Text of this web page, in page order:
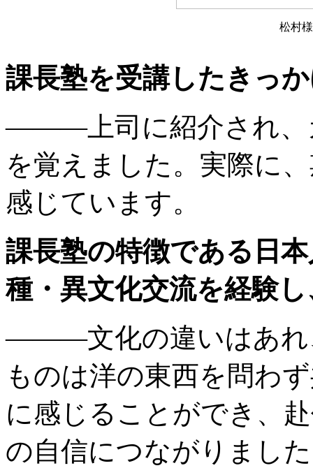
松村
課長塾を受講したきっ
———上司に紹介され、
を覚えました。実際に
感じています。
課長塾の特徴である日
種・異文化交流を経験
———文化の違いはあれ
ものは洋の東西を問わ
に感じることができ、
の自信につながりまし